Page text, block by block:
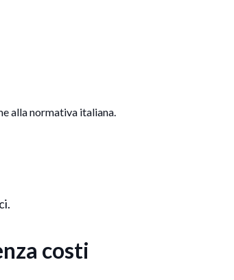
alla normativa italiana.
costi